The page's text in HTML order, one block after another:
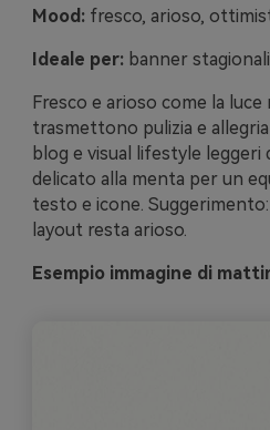
Mood:fresco, arioso,
Ideale per:banner
Fresco e arioso come la
trasmettono pulizia e
blog e visual lifestyle leggeri
delicato alla menta per un
testo e icone.
layout resta arioso.
Esempio immagine di